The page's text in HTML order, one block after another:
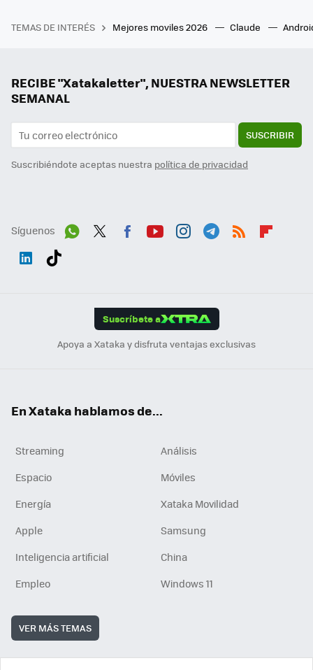
TEMAS DE INTERÉS Mejores moviles 2026 Claude
RECIBE "Xatakaletter", NUESTRA NEWSLETTER
SEMANAL
SUSCRIBIR
Suscribiéndote aceptas nuestra política de privacidad
Síguenos
Suscríbete a
Apoya a Xataka y disfruta ventajas exclusivas
En Xataka hablamos de...
Streaming
Análisis
Espacio
Móviles
Energía
Xataka Movilidad
Apple
Samsung
Inteligencia artificial
China
Empleo
Windows 11
VER MÁS TEMAS